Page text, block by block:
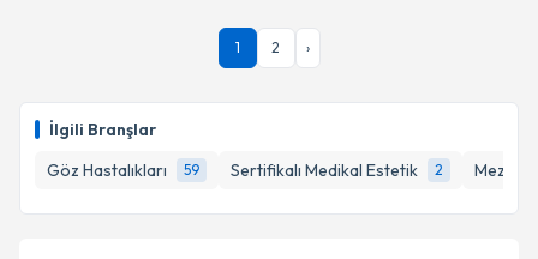
İlgili Branşlar
Göz Hastalıkları
59 Sertifikalı Medikal Estetik 2
Prof. Dr. Özlem Budakoğluiçin randevu takvimi
talebi oluşturun. Size bu uzmandan randevu almanız
bilgilendireceğiz.
1 2 ›